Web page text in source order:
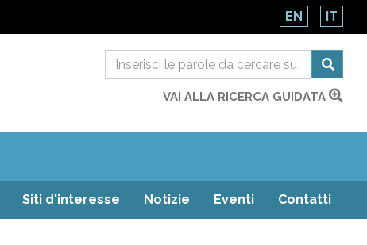
EN IT
VAI ALLA RICERCA GUIDATA
Siti d'interesse Notizie Eventi Contatti